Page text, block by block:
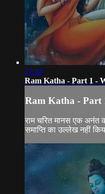
21:44
Ram Katha - Part 1 -
Ram Katha - Part
राम चरित मानस एक अनंत
समाप्ति का उल्लेख नहीं